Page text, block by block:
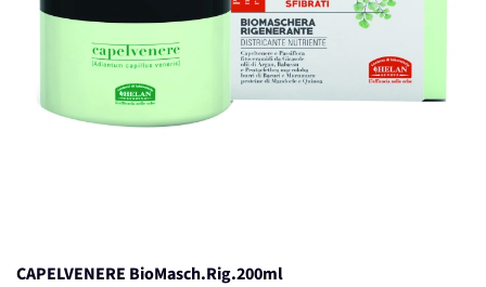
CAPELVENERE BioMasch.Rig.200ml